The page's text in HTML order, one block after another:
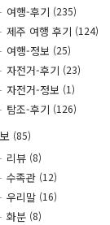
여행-후기 (235)
제주 여행 후기 (124)
여행-정보 (25)
자전거-후기 (23)
자전거-정보 (1)
탐조-후기 (126)
(85)
리뷰 (8)
수족관 (12)
우리말 (16)
화분 (8)